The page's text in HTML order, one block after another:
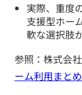
実際、重度
支援型ホー
軟な選択肢
参照：株式会
ーム利用まとめ